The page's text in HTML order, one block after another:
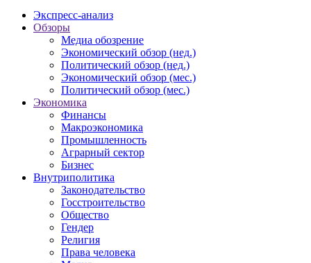
Экспресс-анализ
Обзоры
Медиа обозрение
Экономический обзор (нед.)
Политический обзор (нед.)
Экономический обзор (мес.)
Политический обзор (мес.)
Экономика
Финансы
Макроэкономика
Промышленность
Аграрный сектор
Бизнес
Внутриполитика
Законодательство
Госстроительство
Общество
Гендер
Религия
Права человека